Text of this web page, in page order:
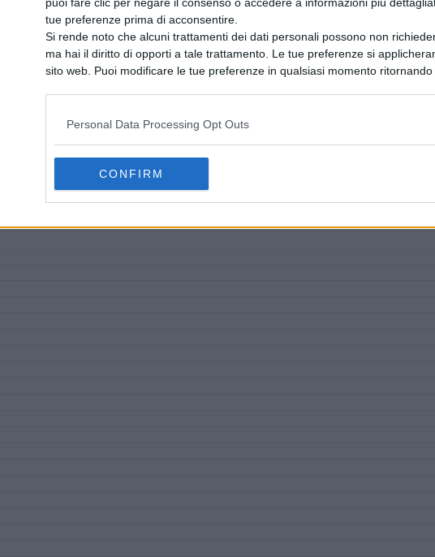
tue preferenze prima di acconsentire.
Si rende noto che alcuni trattamenti dei dati personali possono non
ma hai il diritto di opporti a tale trattamento. Le tue preferenze si
sito web. Puoi modificare le tue preferenze in qualsiasi momento
Personal Data Processing Opt Outs
CONFIRM